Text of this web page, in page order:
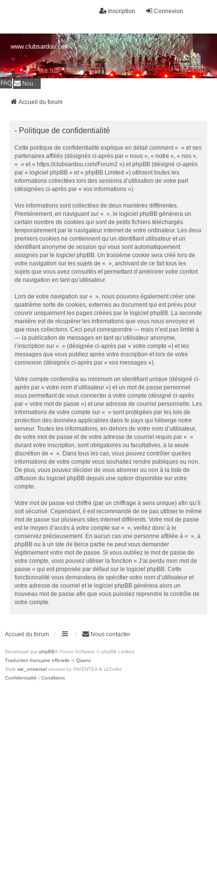
Connexion
Inscription
www.clubsardou.com
FAQ Nous contacter
Accueil du forum
- Politique de confidentialité
Cette politique de confidentialité explique en détail comment « » et ses
partenaires affiliés (désignés ci-après par « nous », « notre », « nos »,
« » et « https://clubsardou.com/Forum2 ») et phpBB (désigné ci-après
par « logiciel phpBB » et « phpBB Limited ») utilisent toutes les
informations collectées lors des sessions d’utilisation de votre part
(désignées ci-après par « vos informations »).
Vos informations sont collectées de deux manières différentes.
Premièrement, en naviguant sur « », le logiciel phpBB génèrera un
certain nombre de cookies qui sont de petits fichiers téléchargés
temporairement par le navigateur internet de votre ordinateur. Les deux
premiers cookies ne contiennent qu’un identifiant utilisateur et un
identifiant anonyme de session qui vous sont automatiquement
assignés par le logiciel phpBB. Un troisième cookie sera créé lors de
votre navigation sur les sujets de « », archivant de ce fait tous les
sujets que vous avez consultés et permettant d’améliorer votre confort
de navigation en tant qu’utilisateur.
Lors de votre navigation sur « », nous pouvons également créer une
quatrième sorte de cookies, externes au document qui est prévu pour
couvrir uniquement les pages créées par le logiciel phpBB. La seconde
manière est de récupérer les informations que vous nous envoyez et
que nous collectons. Ceci peut correspondre — mais n’est pas limité à
— la publication de messages en tant qu’utilisateur anonyme,
l’inscription sur « » (désignée ci-après par « votre compte ») et les
messages que vous publiez après votre inscription et lors de votre
connexion (désignés ci-après par « vos messages »).
Votre compte contiendra au minimum un identifiant unique (désigné ci-
après par « votre nom d’utilisateur ») et un mot de passe personnel
vous permettant de vous connecter à votre compte (désigné ci-après
par « votre mot de passe ») et une adresse de courriel personnelle. Les
informations de votre compte sur « » sont protégées par les lois de
protection des données applicables dans le pays qui héberge notre
serveur. Toutes les informations, en-dehors de votre nom d’utilisateur,
de votre mot de passe et de votre adresse de courriel requis par « »
durant votre inscription, sont obligatoires ou facultatives, à la seule
discrétion de « ». Dans tous les cas, vous pouvez contrôler quelles
informations de votre compte vous souhaitez rendre publiques ou non.
De plus, vous pouvez décider de vous abonner ou non à la liste de
diffusion du logiciel phpBB depuis une option disponible sur votre
compte.
Votre mot de passe est chiffré (par un chiffrage à sens unique) afin qu’il
soit sécurisé. Cependant, il est recommandé de ne pas utiliser le même
mot de passe sur plusieurs sites internet différents. Votre mot de passe
est le moyen d’accès à votre compte sur « », veillez donc à le
conservez précieusement. En aucun cas une personne affiliée à « », à
phpBB ou à un site de tierce partie ne peut vous demander
légitimement votre mot de passe. Si vous oubliez le mot de passe de
votre compte, vous pouvez utiliser la fonction « J’ai perdu mon mot de
passe » qui est proposée par défaut sur le logiciel phpBB. Cette
fonctionnalité vous demandera de spécifier votre nom d’utilisateur et
votre adresse de courriel et le logiciel phpBB générera alors un
nouveau mot de passe afin que vous puissiez reprendre le contrôle de
votre compte.
Accueil du forum Nous contacter
Développé par phpBB® Forum Software © phpBB Limited
Traduction française officielle © Qiaeru
Style we_universal created by INVENTEA & v12mike
Confidentialité | Conditions